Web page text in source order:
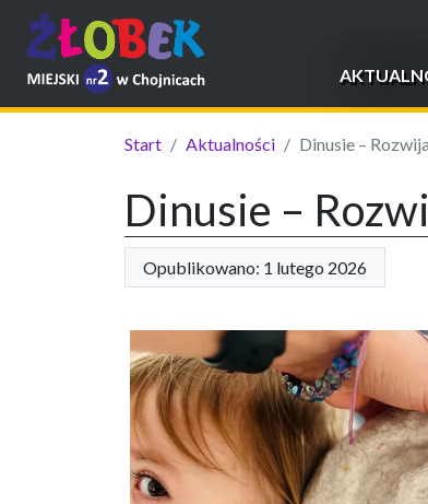
Start Aktualności Dinusie –
Dinusie –
Opublikowano: 1 lutego 2026